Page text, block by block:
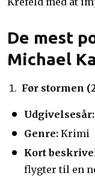
De mest
Michael
Før stormen
Udgivelsesår:
Genre: Krimi
Kort
flygter til en